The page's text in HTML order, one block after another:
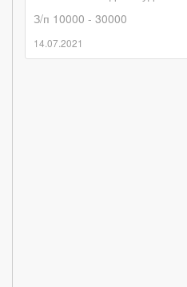
З/п 10000 - 30000
14.07.2021